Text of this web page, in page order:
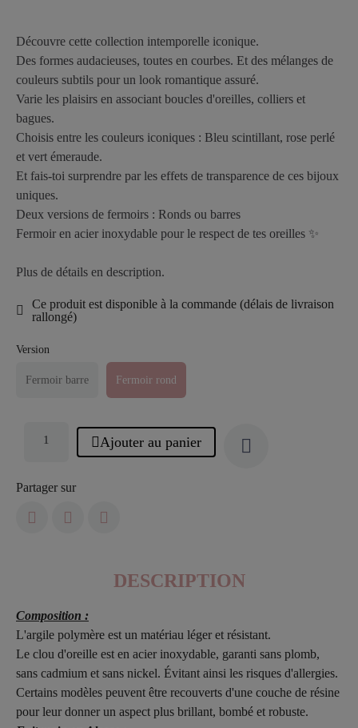
Découvre cette collection intemporelle iconique.
Des formes audacieuses, toutes en courbes. Et des mélanges de
couleurs subtils pour un look romantique assuré.
Varie les plaisirs en associant boucles d'oreilles, colliers et
bagues.
Choisis entre les couleurs iconiques : Bleu scintillant, rose perlé
et vert émeraude.
Et fais-toi surprendre par les effets de transparence de ces bijoux
uniques.
Deux versions de fermoirs : Ronds ou barres
Fermoir en acier inoxydable pour le respect de tes oreilles ✨
Plus de détails en description.
Ce produit est disponible à la commande (délais de livraison
rallongé)
Version
Fermoir barre Fermoir rond
Ajouter au panier
Partager sur
DESCRIPTION
Composition :
L'argile polymère est un matériau léger et résistant.
Le clou d'oreille est en acier inoxydable, garanti sans plomb,
sans cadmium et sans nickel. Évitant ainsi les risques d'allergies.
Certains modèles peuvent être recouverts d'une couche de résine
pour leur donner un aspect plus brillant, bombé et robuste.